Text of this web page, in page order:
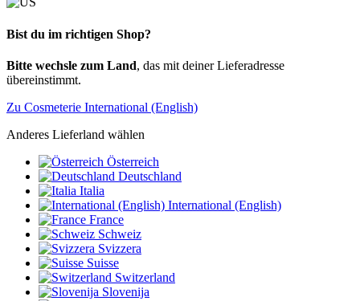
Bist du im richtigen Shop?
Bitte wechsle zum Land, das mit deiner Lieferadresse
übereinstimmt.
Zu Cosmeterie International (English)
Anderes Lieferland wählen
Österreich
Deutschland
Italia
International (English)
France
Schweiz
Svizzera
Suisse
Switzerland
Slovenija